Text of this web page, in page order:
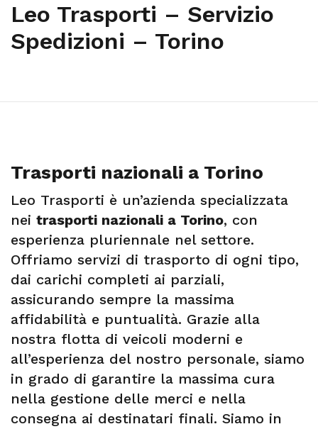
Leo Trasporti – Servizio
Spedizioni – Torino
Trasporti nazionali a Torino
Leo Trasporti è un’azienda specializzata
nei trasporti nazionali a Torino, con
esperienza pluriennale nel settore.
Offriamo servizi di trasporto di ogni tipo,
dai carichi completi ai parziali,
assicurando sempre la massima
affidabilità e puntualità. Grazie alla
nostra flotta di veicoli moderni e
all’esperienza del nostro personale, siamo
in grado di garantire la massima cura
nella gestione delle merci e nella
consegna ai destinatari finali. Siamo in